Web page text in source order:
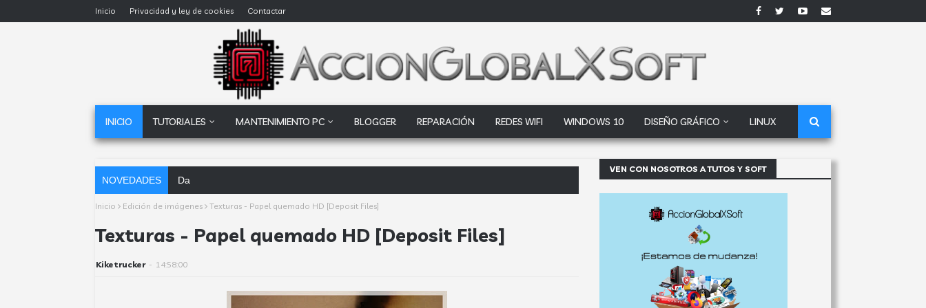
Inicio Privacidad y ley de cookies Contactar
INICIO TUTORIALES MANTENIMIENTO PC BLOGGER REPARACIÓN REDES WIFI WINDOWS 10 DISEÑO GRÁFICO LINUX
NOVEDADES Dataprius, la alternativa a Google Dri
Inicio Edición de imágenes Texturas - Papel quemado HD [Deposit Files]
Texturas - Papel quemado HD [Deposit Files]
Kiketrucker - 14:58:00
VEN CON NOSOTROS A TUTOS Y SOFT